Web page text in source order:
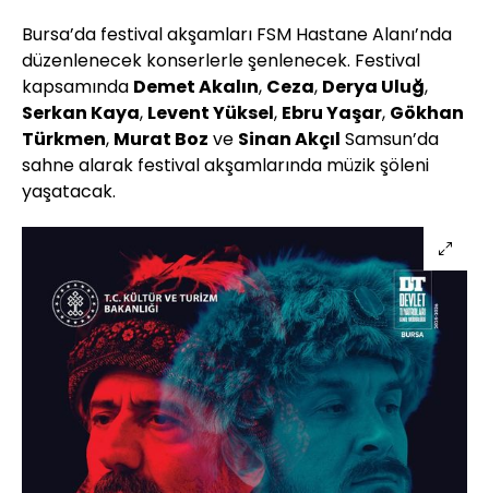
Bursa’da festival akşamları FSM Hastane Alanı’nda
düzenlenecek konserlerle şenlenecek. Festival
kapsamında Demet Akalın, Ceza, Derya Uluğ,
Serkan Kaya, Levent Yüksel, Ebru Yaşar, Gökhan
Türkmen, Murat Boz ve Sinan Akçıl Samsun’da
sahne alarak festival akşamlarında müzik şöleni
yaşatacak.